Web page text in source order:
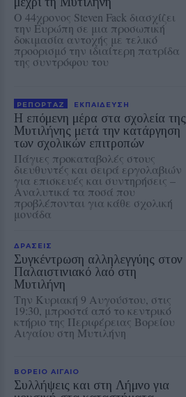
Ο 44χρονος Steven Fack διασχίζει
την Ευρώπη σε μια προσωπική
δοκιμασία αντοχής με τελικό
προορισμό την ιδιαίτερη πατρίδα
της συντρόφου του
ΡΕΠΟΡΤΑΖ ΕΚΠΑΙΔΕΥΣΗ
Η επόμενη μέρα στα σχολεία της
Μυτιλήνης μετά την κατάργηση
των σχολικών επιτροπών
Πάγιες προκαταβολές στους
διευθυντές και σειρά εργολαβιών
για επισκευές και συντηρήσεις –
Αναλυτικά τα ποσά που
προβλέπονται για κάθε σχολική
μονάδα
ΔΡΑΣΕΙΣ
Συγκέντρωση αλληλεγγύης στον
Παλαιστινιακό λαό στη
Μυτιλήνη
Την Κυριακή 9 Αυγούστου, στις
19:30, μπροστά από το κεντρικό
κτήριο της Περιφέρειας Βορείου
Αιγαίου στη Μυτιλήνη
ΒΟΡΕΙΟ ΑΙΓΑΙΟ
Συλλήψεις και στη Λήμνο για